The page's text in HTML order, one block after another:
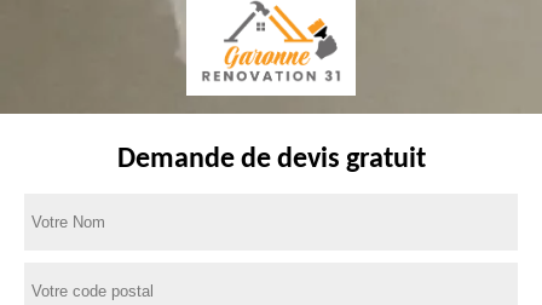
Demande de devis gratuit